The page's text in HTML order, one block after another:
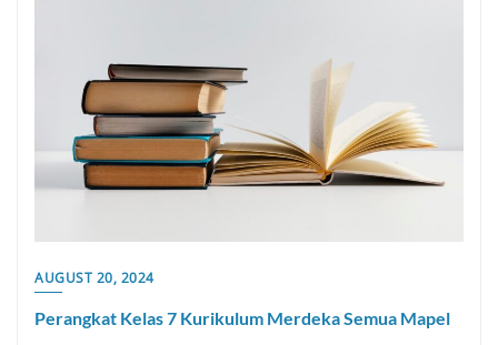
AUGUST 20, 2024
Perangkat Kelas 7 Kurikulum Merdeka Semua Mapel